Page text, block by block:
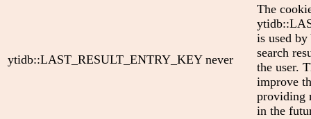
ytidb::LAST_RESULT_ENTRY_KEY never
The
is used by
search
the user.
improve
providing
in the